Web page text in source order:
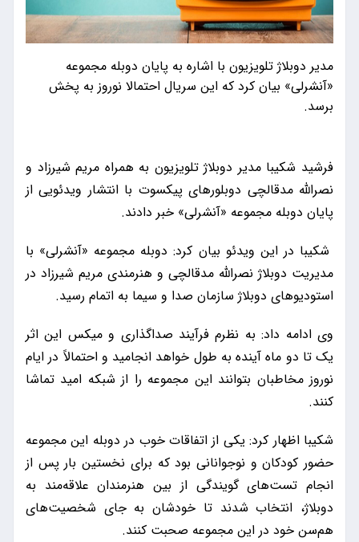
​مدیر دوبلاژ تلویزیون با اشاره به پایان دوبله مجموعه
«آنشرلی» بیان کرد که این سریال احتمالا نوروز به پخش
برسد.
فرشید شکیبا مدیر دوبلاژ تلویزیون به همراه مریم شیرزاد و
نصرالله مدقالچی دوبلورهای پیکسوت با انتشار ویدئویی از
پایان دوبله مجموعه «آنشرلی» خبر دادند.
شکیبا در این ویدئو بیان کرد: دوبله مجموعه «آنشرلی» با
مدیریت دوبلاژ نصرالله مدقالچی و هنرمندی مریم شیرزاد در
استودیوهای دوبلاژ سازمان صدا و سیما به اتمام رسید.
وی ادامه داد: به نظرم فرآیند صداگذاری و میکس این اثر
یک تا دو ماه آینده به طول خواهد انجامید و احتمالاً در ایام
نوروز مخاطبان بتوانند این مجموعه را از شبکه امید تماشا
کنند.
شکیبا اظهار کرد: یکی از اتفاقات خوب در دوبله این مجموعه
حضور کودکان و نوجوانانی بود که برای نخستین بار پس از
انجام تست‌های گویندگی از بین هنرمندان علاقه‌مند به
دوبلاژ، انتخاب شدند تا خودشان به جای شخصیت‌های
هم‌سن خود در این مجموعه صحبت کنند.